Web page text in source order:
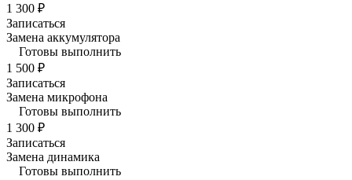
1 300 ₽
Записаться
Замена аккумулятора
Готовы выполнить
1 500 ₽
Записаться
Замена микрофона
Готовы выполнить
1 300 ₽
Записаться
Замена динамика
Готовы выполнить